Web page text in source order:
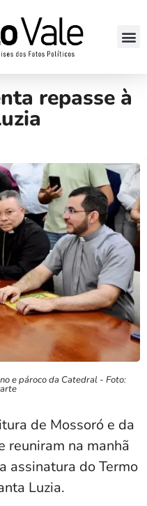
repasse à
e pároco da Catedral - Foto:
de Mossoró e da
reuniram na manhã
assinatura do Termo
Luzia.